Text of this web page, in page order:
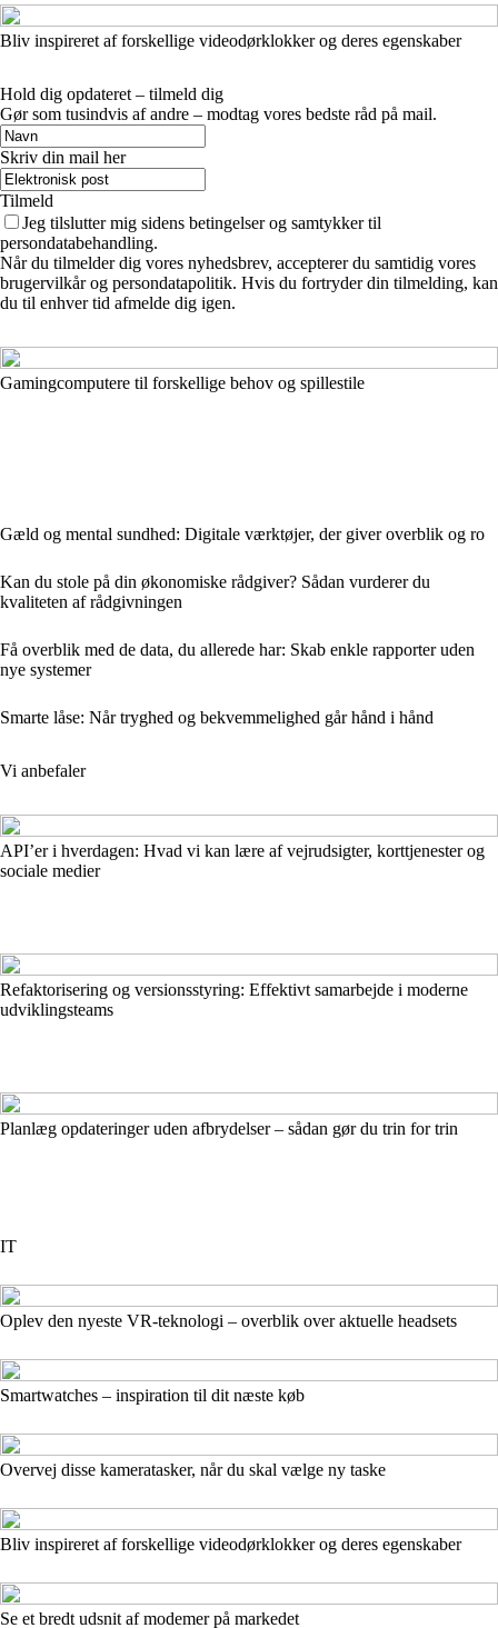
Bliv inspireret af forskellige videodørklokker og deres egenskaber
Hold dig opdateret – tilmeld dig
Gør som tusindvis af andre – modtag vores bedste råd på mail.
Skriv din mail her
Tilmeld
Jeg tilslutter mig sidens betingelser og samtykker til
persondatabehandling.
Når du tilmelder dig vores nyhedsbrev, accepterer du samtidig vores
brugervilkår og persondatapolitik. Hvis du fortryder din tilmelding, kan
du til enhver tid afmelde dig igen.
Gamingcomputere til forskellige behov og spillestile
Gæld og mental sundhed: Digitale værktøjer, der giver overblik og ro
Kan du stole på din økonomiske rådgiver? Sådan vurderer du
kvaliteten af rådgivningen
Få overblik med de data, du allerede har: Skab enkle rapporter uden
nye systemer
Smarte låse: Når tryghed og bekvemmelighed går hånd i hånd
Vi anbefaler
API’er i hverdagen: Hvad vi kan lære af vejrudsigter, korttjenester og
sociale medier
Refaktorisering og versionsstyring: Effektivt samarbejde i moderne
udviklingsteams
Planlæg opdateringer uden afbrydelser – sådan gør du trin for trin
IT
Oplev den nyeste VR-teknologi – overblik over aktuelle headsets
Smartwatches – inspiration til dit næste køb
Overvej disse kameratasker, når du skal vælge ny taske
Bliv inspireret af forskellige videodørklokker og deres egenskaber
Se et bredt udsnit af modemer på markedet